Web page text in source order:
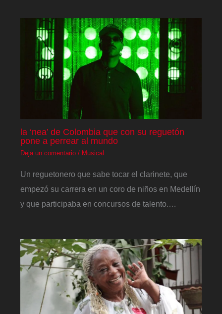
la ‘nea’ de Colombia que con su reguetón
pone a perrear al mundo
Deja un comentario / Musical
Un reguetonero que sabe tocar el clarinete, que
empezó su carrera en un coro de niños en Medellín
y que participaba en concursos de talento.…